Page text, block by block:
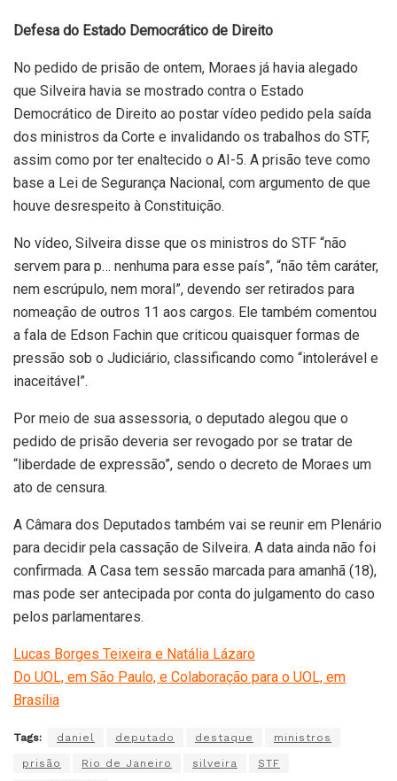
Defesa do Estado Democrático de Direito
No pedido de prisão de ontem, Moraes já havia alegado
que Silveira havia se mostrado contra o Estado
Democrático de Direito ao postar vídeo pedido pela saída
dos ministros da Corte e invalidando os trabalhos do STF,
assim como por ter enaltecido o AI-5. A prisão teve como
base a Lei de Segurança Nacional, com argumento de que
houve desrespeito à Constituição.
No vídeo, Silveira disse que os ministros do STF “não
servem para p… nenhuma para esse país”, “não têm caráter,
nem escrúpulo, nem moral”, devendo ser retirados para
nomeação de outros 11 aos cargos. Ele também comentou
a fala de Edson Fachin que criticou quaisquer formas de
pressão sob o Judiciário, classificando como “intolerável e
inaceitável”.
Por meio de sua assessoria, o deputado alegou que o
pedido de prisão deveria ser revogado por se tratar de
“liberdade de expressão”, sendo o decreto de Moraes um
ato de censura.
A Câmara dos Deputados também vai se reunir em Plenário
para decidir pela cassação de Silveira. A data ainda não foi
confirmada. A Casa tem sessão marcada para amanhã (18),
mas pode ser antecipada por conta do julgamento do caso
pelos parlamentares.
Lucas Borges Teixeira e Natália Lázaro
Do UOL, em São Paulo, e Colaboração para o UOL, em
Brasília
Tags: daniel deputado destaque ministros
prisão Rio de Janeiro silveira STF